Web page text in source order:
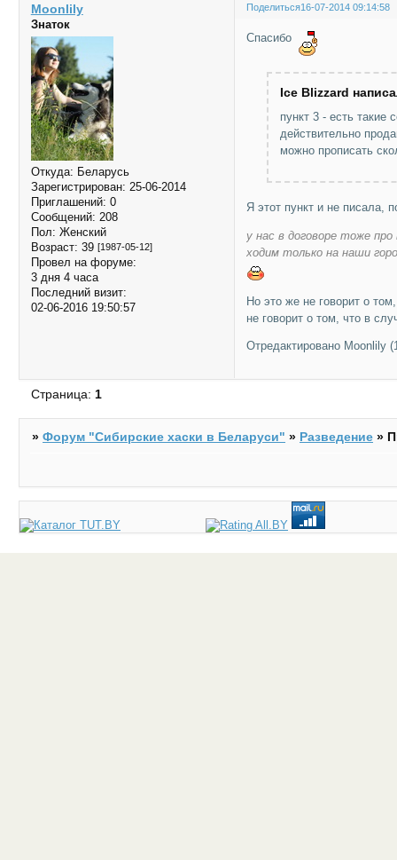
Поделиться16-07-2014 09:14:58
Moonlily
Знаток
Откуда: Беларусь
Зарегистрирован: 25-06-2014
Приглашений: 0
Сообщений: 208
Пол: Женский
Возраст: 39 [1987-05-12]
Провел на форуме:
3 дня 4 часа
Последний визит:
02-06-2016 19:50:57
Спасибо
Ice Blizzard
пункт 3 - есть
действительно
можно прописать
Я этот пункт и не писала,
у нас в договоре тоже про
ходим только на наши
Но это же не говорит о
не говорит о том, что в
Отредактировано Moonlily
Страница: 1
»Форум "Cибирские хаски в Беларуси" » Разведение »